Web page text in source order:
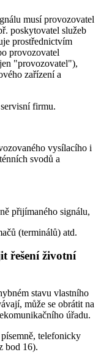
musí provozovatel
poskytovatel služeb
prostřednictvím
provozovatel
"provozovatel"),
zařízení a
firmu.
vysílacího i
svodů a
přijímaného signálu,
(terminálů) atd.
řešení životní
stavu vlastního
může se obrátit na
úřadu.
telefonicky
bod 16).